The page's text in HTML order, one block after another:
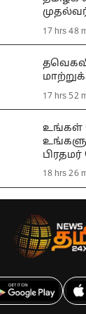
17 hrs 48
17 hrs 52
உங்கள்
18 hrs 26